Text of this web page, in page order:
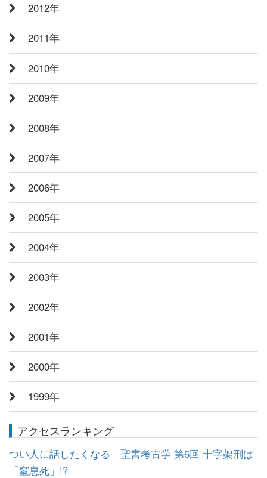
2012年
2011年
2010年
2009年
2008年
2007年
2006年
2005年
2004年
2003年
2002年
2001年
2000年
1999年
アクセスランキング
つい人に話したくなる 聖書考古学 第6回 十字架刑は
「窒息死」!?